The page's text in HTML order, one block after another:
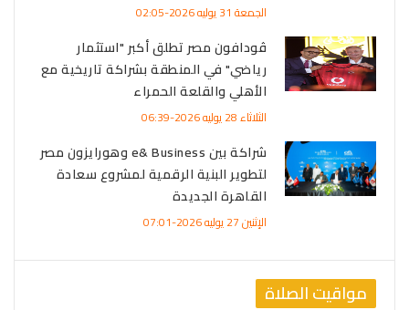
الجمعة 31 يوليه 2026-02:05
ڤودافون مصر تطلق أكبر "استثمار
رياضي" في المنطقة بشراكة تاريخية مع
الأهلي والقلعة الحمراء
الثلاثاء 28 يوليه 2026-06:39
شراكة بين e& Business وهورايزون مصر
لتطوير البنية الرقمية لمشروع سعادة
القاهرة الجديدة
الإثنين 27 يوليه 2026-07:01
مواقيت الصلاة